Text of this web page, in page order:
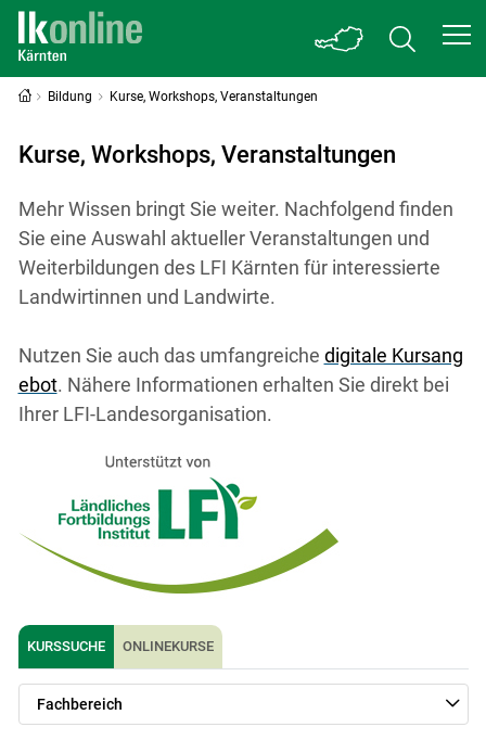
Bildung Kurse, Workshops, Veranstaltungen
Kurse, Workshops, Veranstaltungen
Mehr Wissen bringt Sie weiter. Nachfolgend finden
Sie eine Auswahl aktueller Veranstaltungen und
Weiterbildungen des LFI Kärnten für interessierte
Landwirtinnen und Landwirte.
Nutzen Sie auch das umfangreiche digitale Kursang
ebot. Nähere Informationen erhalten Sie direkt bei
Ihrer LFI-Landesorganisation.
KURSSUCHE ONLINEKURSE
Fachbereich